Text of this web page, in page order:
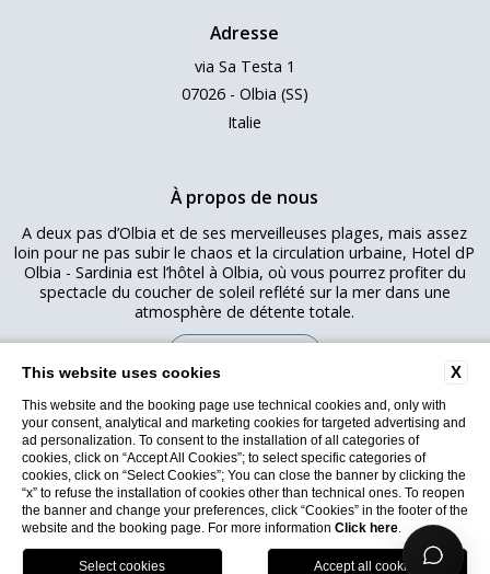
Adresse
via Sa Testa 1
07026 - Olbia (SS)
Italie
À propos de nous
A deux pas d’Olbia et de ses merveilleuses plages, mais assez
loin pour ne pas subir le chaos et la circulation urbaine, Hotel dP
Olbia - Sardinia est l’hôtel à Olbia, où vous pourrez profiter du
spectacle du coucher de soleil reflété sur la mer dans une
atmosphère de détente totale.
Copyright © 2026 Hotel dP. Tous les droits sont réservés - CIR:
090047A1000F1931 - CIN: IT090047A1000F1931 - Proma SRL
Via Vittorio Veneto, 55 09123 Cagliari P.IVA 03190900922
Politique de confidentialité
Conditions d'utilisation
X
This website uses cookies
This website and the booking page use technical cookies and, only with
your consent, analytical and marketing cookies for targeted advertising and
ad personalization. To consent to the installation of all categories of
cookies, click on “Accept All Cookies”; to select specific categories of
cookies, click on “Select Cookies”; You can close the banner by clicking the
“x” to refuse the installation of cookies other than technical ones. To reopen
the banner and change your preferences, click “Cookies” in the footer of the
website and the booking page. For more information Click here.